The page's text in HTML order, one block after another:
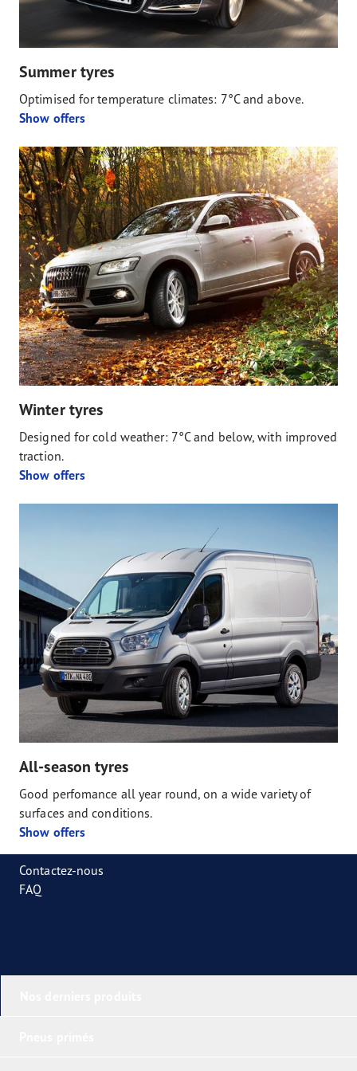
Summer tyres
Optimised for temperature climates: 7°C and above.
Show offers
Winter tyres
Designed for cold weather: 7°C and below, with improved
traction.
Show offers
All-season tyres
Good perfomance all year round, on a wide variety of
surfaces and conditions.
Show offers
Contactez-nous
FAQ